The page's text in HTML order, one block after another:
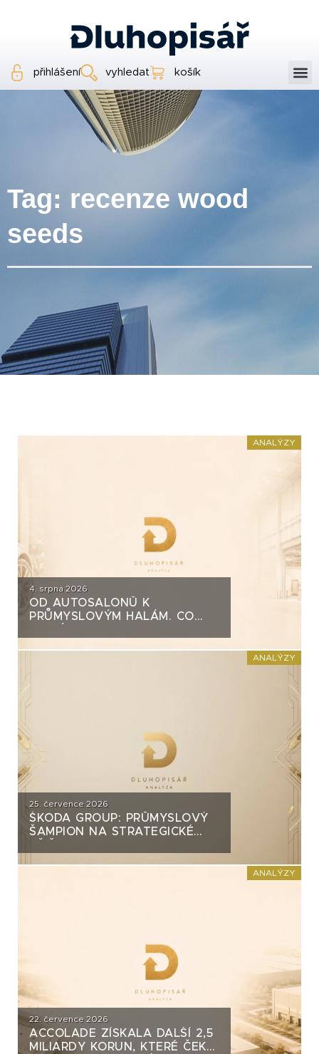
přihlášení vyhledat košík
Tag: recenze wood
seeds
ANALÝZY
4. srpna 2026
OD AUTOSALONŮ K
PRŮMYSLOVÝM HALÁM. CO
ANALÝZY
25. července 2026
ŠKODA GROUP: PRŮMYSLOVÝ
ŠAMPION NA STRATEGICKÉ
ANALÝZY
22. července 2026
ACCOLADE ZÍSKALA DALŠÍ 2,5
MILIARDY KORUN, KTERÉ ČEKÁ